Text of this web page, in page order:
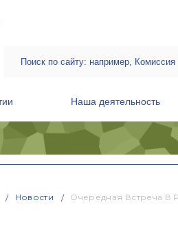
Наша деятельность
Новости Очередная Встреча В